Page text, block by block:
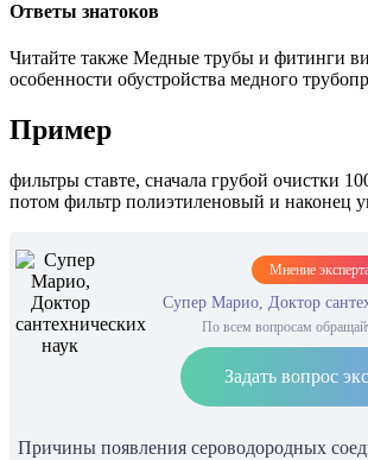
Ответы знатоков
Читайте также Медные трубы и фитинги
особенности обустройства медного
Пример
фильтры ставте, сначала грубой очистки
потом фильтр полиэтиленовый и наконец
Мнение
Супер Марио, Доктор
По всем вопросам
Задать вопрос
Причины появления сероводородных